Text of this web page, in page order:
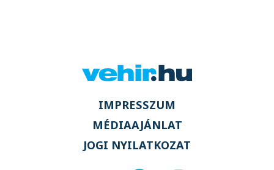
IMPRESSZUM
MÉDIAAJÁNLAT
JOGI NYILATKOZAT